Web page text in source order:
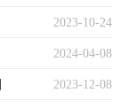
2023-10-24
2024-04-08
2023-12-08